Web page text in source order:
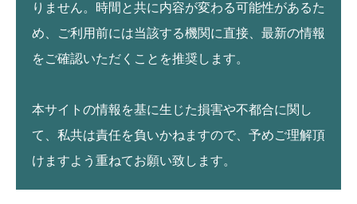
りません。時間と共に内容が変わる可能性があるた
め、ご利用前には当該する機関に直接、最新の情報
をご確認いただくことを推奨します。
本サイトの情報を基に生じた損害や不都合に関し
て、私共は責任を負いかねますので、予めご理解頂
けますよう重ねてお願い致します。